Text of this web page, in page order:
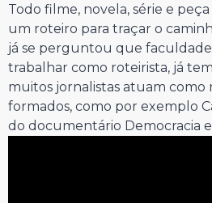
Todo filme, novela, série e
um roteiro para traçar o
já se perguntou que
trabalhar como roteirista, já
muitos jornalistas atuam como
formados, como por exemplo
do documentário Democracia